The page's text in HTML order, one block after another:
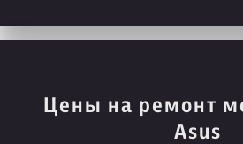
Цены на ремонт
Asus